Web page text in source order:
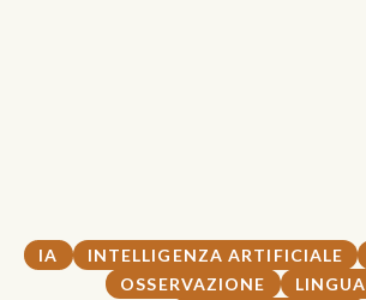
IA INTELLIGENZA ARTIFICIALE
OSSERVAZIONE